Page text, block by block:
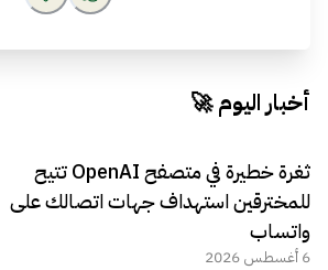
أخبار اليوم 🚀
ثغرة خطيرة في متصفح OpenAI تتيح
للمخترقين استهداف جهات اتصالك على
واتساب
6 أغسطس 2026